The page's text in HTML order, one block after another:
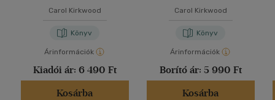
Carol Kirkwood
Könyv
Árinformációk
Kiadói ár: 6 490 Ft
Kosárba
Carol Kirkwood
Könyv
Árinformációk
Borító ár: 5 990 Ft
Kosárba